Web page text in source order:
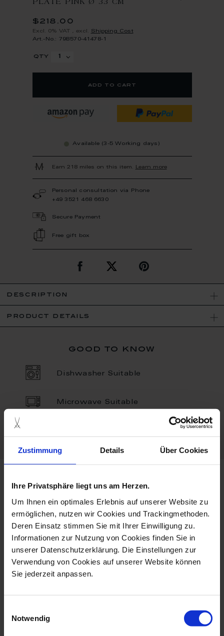
Zustimmung Details Über Cookies
Ihre Privatsphäre liegt uns am Herzen.
Um Ihnen ein optimales Erlebnis auf unserer Website zu
ermöglichen, nutzen wir Cookies und Trackingmethoden.
Deren Einsatz stimmen Sie mit Ihrer Einwilligung zu.
Informationen zur Nutzung von Cookies finden Sie in
unserer Datenschutzerklärung. Die Einstellungen zur
Verwendung von Cookies auf unserer Website können
Sie jederzeit anpassen.
Notwendig
PLATE PINK Ø 33 CM
$218.00
Excl. 0% VAT excl. Shipping Cost
Art.-No.: 79B570-41478-1
qty
add to cart
Available (3-5 Working days)
Earn 218 miles on this item. Learn more
Personal consultation via Phone
+49 3521 468 6630
Secure Payment
Free gift box
description
product details
good to know
Dishwasher Suitable
Microwave Suitable
Germany
the original collection
Espresso Cup & Saucer,